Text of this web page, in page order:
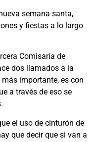
semana santa,
y fiestas a lo largo
Comisaría de
dos llamados a la
importante, es con
a través de eso se
el uso de cinturón de
que decir que si van a